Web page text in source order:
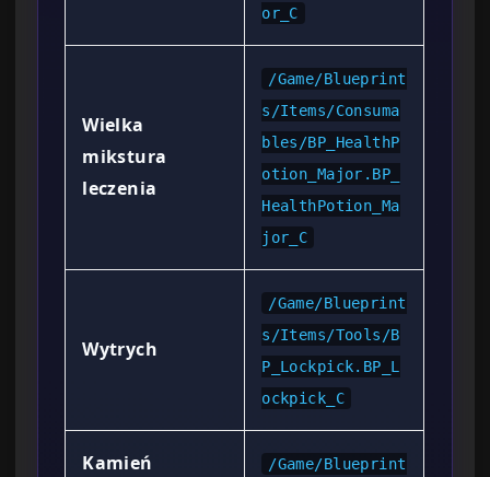
or_C
Wielka
mikstura
leczenia
/Game/Blueprint
s/Items/Consuma
bles/BP_HealthP
otion_Major.BP_
HealthPotion_Ma
jor_C
Wytrych
/Game/Blueprint
s/Items/Tools/B
P_Lockpick.BP_L
ockpick_C
Kamień
/Game/Blueprint